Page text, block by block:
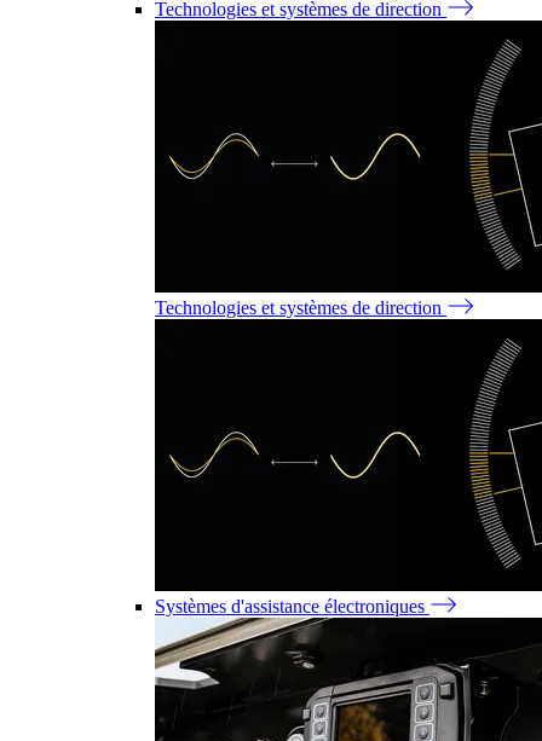
Technologies et systèmes de direction
Technologies et systèmes de direction
Systèmes d'assistance électroniques